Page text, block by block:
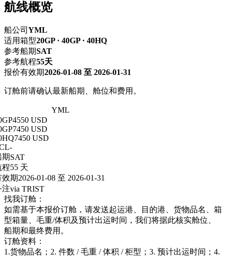
航线概览
船公司 YML
适用箱型20GP · 40GP · 40HQ
参考船期SAT
参考航程55天
报价有效期2026-01-08 至 2026-01-31
订舱前请确认最新船期、舱位和费用。
YML
4550 USD
7450 USD
7450 USD
-
期SAT
程55 天
效期2026-01-08 至 2026-01-31
注via TRIST
找我订舱：
如需基于本报价订舱，请发送起运港、目的港、货物品名、箱
型箱量、毛重/体积及预计出运时间，我们将据此核实舱位、
船期和最终费用。
订舱资料：
1.货物品名；2. 件数 / 毛重 / 体积 / 柜型；3. 预计出运时间；4.